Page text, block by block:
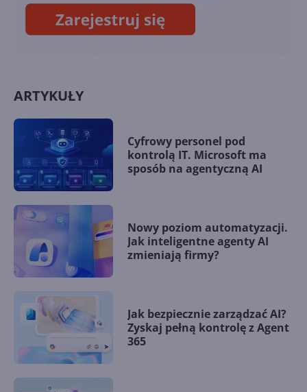
ARTYKUŁY
Cyfrowy personel pod
kontrolą IT. Microsoft ma
sposób na agentyczną AI
Nowy poziom automatyzacji.
Jak inteligentne agenty AI
zmieniają firmy?
Jak bezpiecznie zarządzać AI?
Zyskaj pełną kontrolę z Agent
365